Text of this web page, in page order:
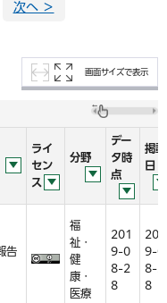
次へ ＞
画面サイズで表示
ライ
セン
ス
分野
デー
タ時
点
掲載
日
告
福
祉・
健
康・
医療
201
9-0
8-2
8
201
9-0
8-2
8